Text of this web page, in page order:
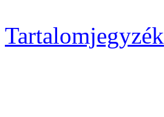
Tartalomjegyzék